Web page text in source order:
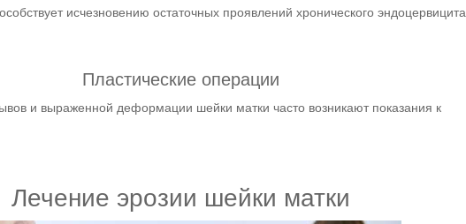
исчезновению остаточных проявлений хронического эндоцервицита.
Пластические операции
и выраженной деформации шейки матки часто возникают показания к
Лечение эрозии шейки матки